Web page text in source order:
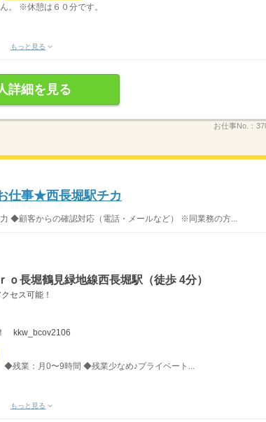
。 ※休憩は６０分です。
もっと見る
詳細を見る
お仕事No.：
仕事★西長堀駅チカ
◆顧客からの確認対応（電話・メールなど） ※同業務の方...
長堀鶴見緑地線西長堀駅（徒歩 4分）
セス可能！
kkw_bcov2106
◆残業：月0〜9時間 ◆残業少なめ♪プライベート...
もっと見る